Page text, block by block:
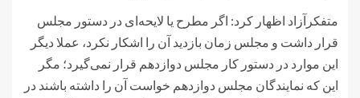
متفکرآزاد اظهار کرد: اگر مطرح‌ یا لایحه‌ای در دستور مجلس
قرار داشت و مجلس زمان بازدید آن را اشکار نکرد، عملا دیگر
این موارد در دستور کار مجلس دوازدهم قرار نمی‌گیرد؛ مگر
این که نمایندگان مجلس دوازدهم خواست آن را داشته باشند در